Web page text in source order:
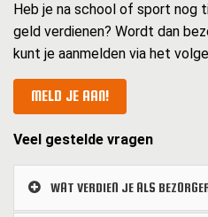
Heb je na school of sport nog
geld verdienen? Wordt dan
kunt je aanmelden via het
MELD JE AAN!
Veel gestelde vragen
WAT VERDIEN JE ALS